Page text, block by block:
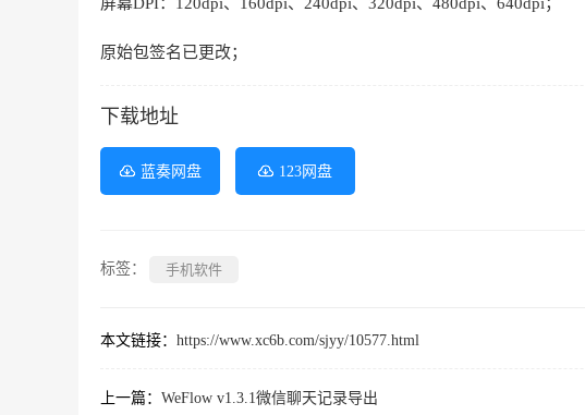
原始包签名已更改；
下载地址
蓝奏网盘 123网盘
标签： 手机软件
本文链接： https://www.xc6b.com/sjyy/10577.html
上一篇： WeFlow v1.3.1微信聊天记录导出